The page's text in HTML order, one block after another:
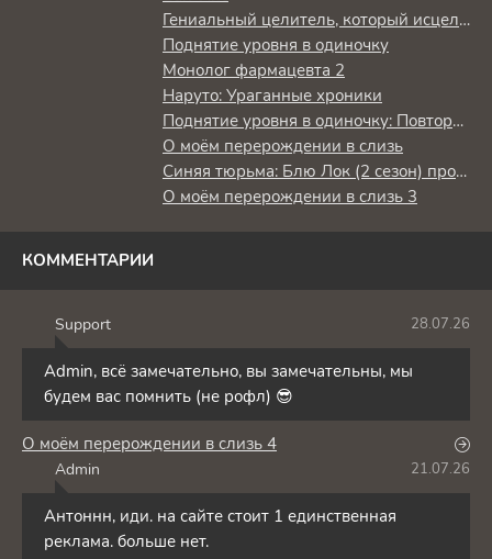
Гениальный целитель, который исцелял в одно мгновение, но был изгнан как бесполезный, теперь наслаждается жизнью в качестве тёмного целителя
Поднятие уровня в одиночку
Монолог фармацевта 2
Наруто: Ураганные хроники
Поднятие уровня в одиночку: Повторное пробуждение
О моём перерождении в слизь
Синяя тюрьма: Блю Лок (2 сезон) против юношеской сборной Японии
О моём перерождении в слизь 3
КОММЕНТАРИИ
Support 28.07.26
Admin, всё замечательно, вы замечательны, мы
будем вас помнить (не рофл) 😎
О моём перерождении в слизь 4
Admin 21.07.26
Антоннн, иди. на сайте стоит 1 единственная
реклама. больше нет.